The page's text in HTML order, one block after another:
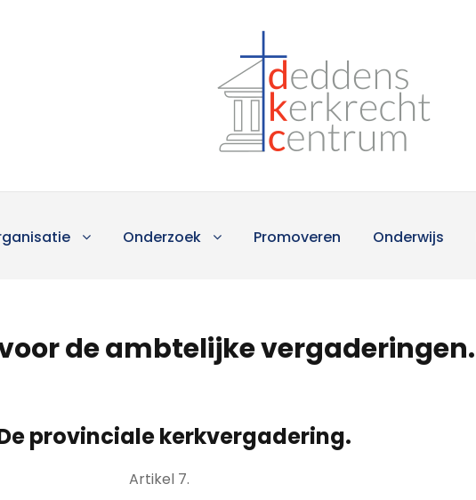
Onderzoek Promoveren Onderwijs
de ambtelijke vergaderingen.
provinciale kerkvergadering.
Artikel 7.